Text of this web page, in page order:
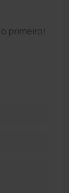
primeiro!